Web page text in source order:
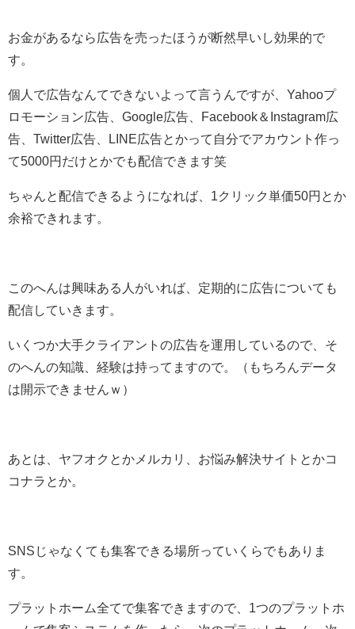
お金があるなら広告を売ったほうが断然早いし効果的で
す。
個人で広告なんてできないよって言うんですが、Yahooプ
ロモーション広告、Google広告、Facebook＆Instagram広
告、Twitter広告、LINE広告とかって自分でアカウント作っ
て5000円だけとかでも配信できます笑
ちゃんと配信できるようになれば、1クリック単価50円とか
余裕できれます。
このへんは興味ある人がいれば、定期的に広告についても
配信していきます。
いくつか大手クライアントの広告を運用しているので、そ
のへんの知識、経験は持ってますので。（もちろんデータ
は開示できませんｗ）
あとは、ヤフオクとかメルカリ、お悩み解決サイトとかコ
コナラとか。
SNSじゃなくても集客できる場所っていくらでもありま
す。
プラットホーム全てで集客できますので、1つのプラットホ